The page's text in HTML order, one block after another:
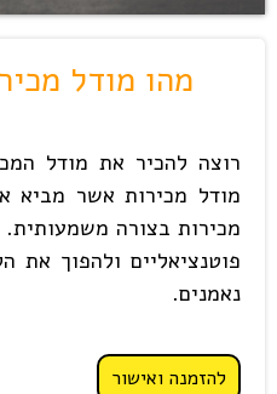
מהו מודל
רוצה להכיר את מודל
מודל מכירות אשר מביא
מכירות בצורה משמעותית.
פוטנציאליים ולהפוך את
נאמנים.
להזמנה ואישור